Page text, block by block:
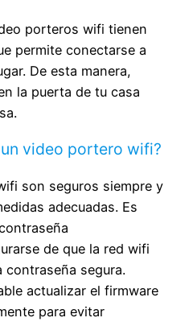
porteros wifi tienen
permite conectarse a
De esta manera,
la puerta de tu casa
video portero wifi?
son seguros siempre y
adecuadas. Es
de que la red wifi
segura.
actualizar el firmware
para evitar